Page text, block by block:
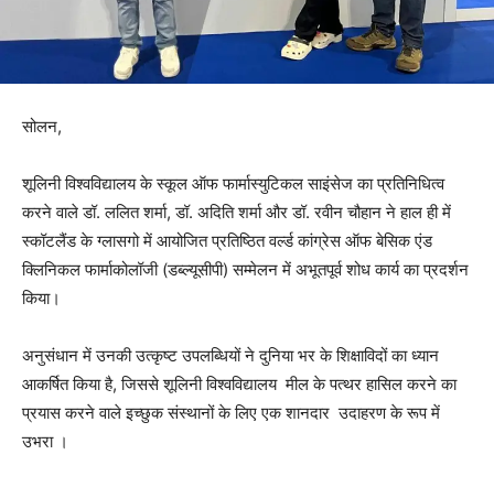
सोलन,
शूलिनी विश्वविद्यालय के स्कूल ऑफ फार्मास्युटिकल साइंसेज का प्रतिनिधित्व
करने वाले डॉ. ललित शर्मा, डॉ. अदिति शर्मा और डॉ. रवीन चौहान ने हाल ही में
स्कॉटलैंड के ग्लासगो में आयोजित प्रतिष्ठित वर्ल्ड कांग्रेस ऑफ बेसिक एंड
क्लिनिकल फार्माकोलॉजी (डब्ल्यूसीपी) सम्मेलन में अभूतपूर्व शोध कार्य का प्रदर्शन
किया।
अनुसंधान में उनकी उत्कृष्ट उपलब्धियों ने दुनिया भर के शिक्षाविदों का ध्यान
आकर्षित किया है, जिससे शूलिनी विश्वविद्यालय मील के पत्थर हासिल करने का
प्रयास करने वाले इच्छुक संस्थानों के लिए एक शानदार उदाहरण के रूप में
उभरा ।